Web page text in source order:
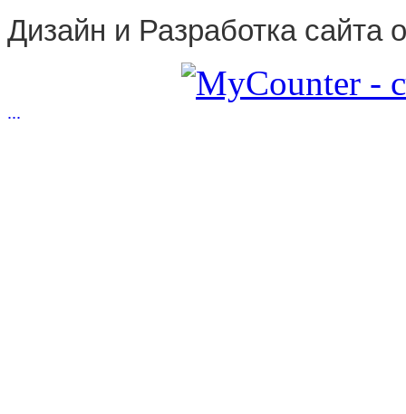
Дизайн и Разработка сайта
...